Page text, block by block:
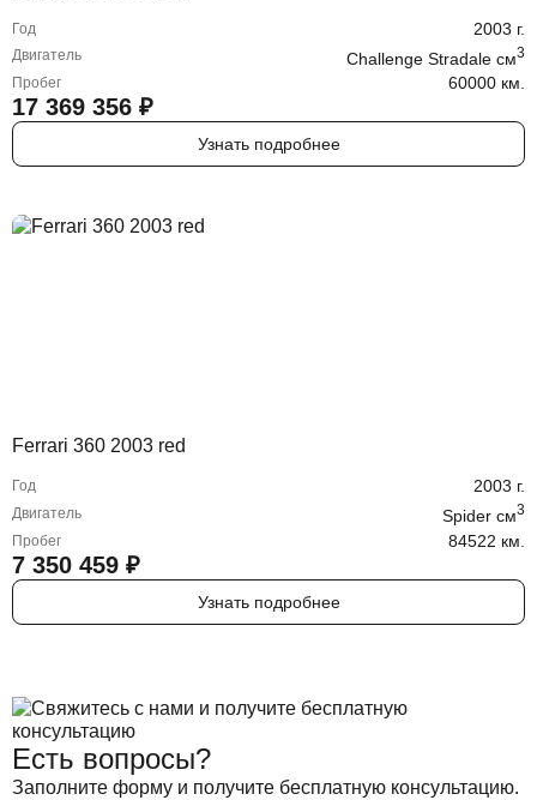
Год 2003 г.
Двигатель Challenge Stradale cм3
Пробег 60000 км.
17 369 356 ₽
Узнать подробнее
Ferrari 360 2003 red
Год 2003 г.
Двигатель Spider cм3
Пробег 84522 км.
7 350 459 ₽
Узнать подробнее
Есть вопросы?
Заполните форму и получите бесплатную консультацию.